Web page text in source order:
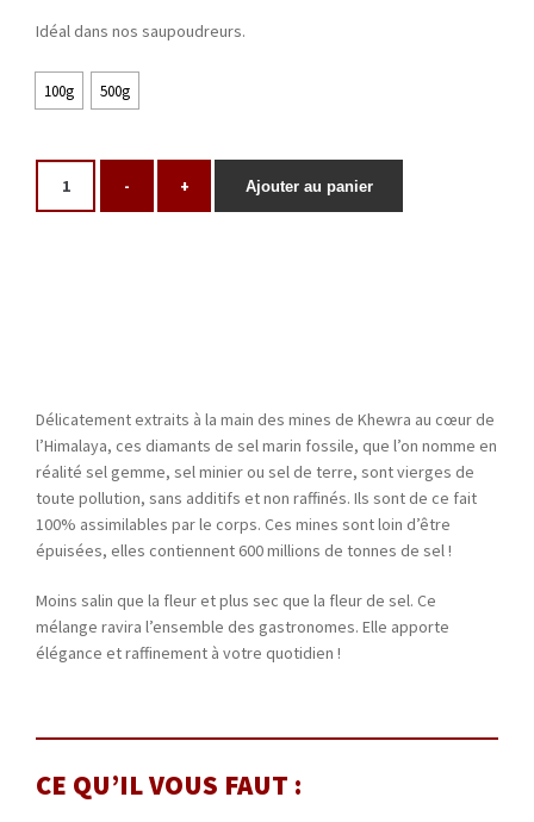
Idéal dans nos saupoudreurs.
100g 500g
- + Ajouter au panier
Délicatement extraits à la main des mines de Khewra au cœur de
l’Himalaya, ces diamants de sel marin fossile, que l’on nomme en
réalité sel gemme, sel minier ou sel de terre, sont vierges de
toute pollution, sans additifs et non raffinés. Ils sont de ce fait
100% assimilables par le corps. Ces mines sont loin d’être
épuisées, elles contiennent 600 millions de tonnes de sel !
Moins salin que la fleur et plus sec que la fleur de sel. Ce
mélange ravira l’ensemble des gastronomes. Elle apporte
élégance et raffinement à votre quotidien !
CE QU’IL VOUS FAUT :